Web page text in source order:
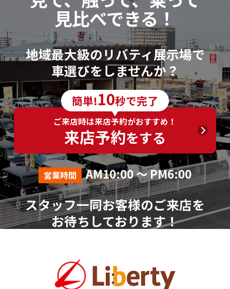
見比べできる！
地域最大級のリバティ展示場で
車選びをしませんか？
簡単!10秒で完了
ご来店時は来店予約がおすすめ！
来店予約をする
営業時間 AM10:00 ～ PM6:00
スタッフ一同お客様のご来店を
お待ちしております！